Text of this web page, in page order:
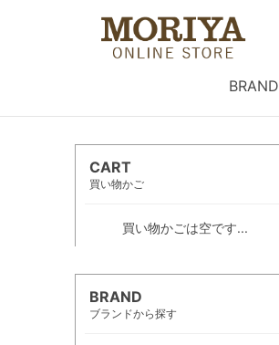
BRAND
CART
買い物かご
買い物かごは空です...
BRAND
ブランドから探す